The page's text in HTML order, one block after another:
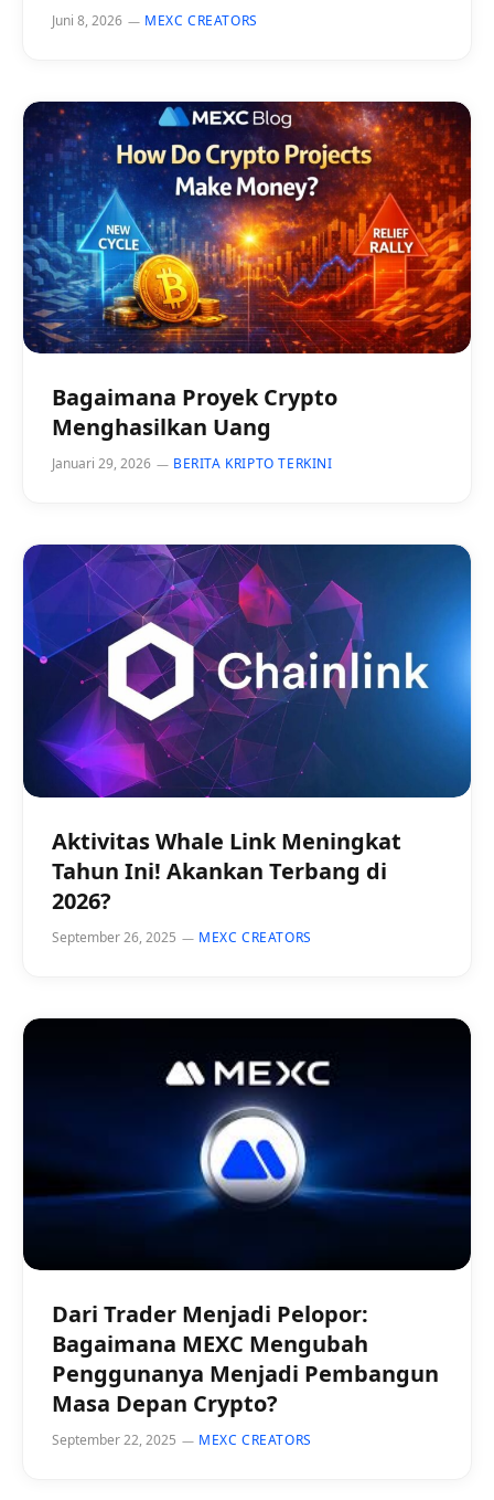
Juni 8, 2026 MEXC CREATORS
Bagaimana Proyek Crypto
Menghasilkan Uang
Januari 29, 2026 BERITA KRIPTO TERKINI
Aktivitas Whale Link Meningkat
Tahun Ini! Akankan Terbang di
2026?
September 26, 2025 MEXC CREATORS
Dari Trader Menjadi Pelopor:
Bagaimana MEXC Mengubah
Penggunanya Menjadi Pembangun
Masa Depan Crypto?
September 22, 2025 MEXC CREATORS